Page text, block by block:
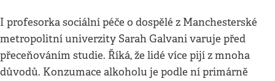
I profesorka sociální péče o dospělé z Manchesterské
metropolitní univerzity Sarah Galvani varuje před
přeceňováním studie. Říká, že lidé více pijí z mnoha
důvodů. Konzumace alkoholu je podle ní primárně